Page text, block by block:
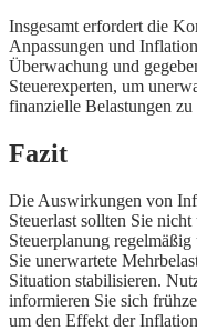
Insgesamt erfordert die
Anpassungen und
Überwachung und
Steuerexperten, um
finanzielle Belastungen zu
Fazit
Die Auswirkungen von
Steuerlast sollten Sie
Steuerplanung
Sie unerwartete
Situation stabilisieren.
informieren Sie sich
um den Effekt der